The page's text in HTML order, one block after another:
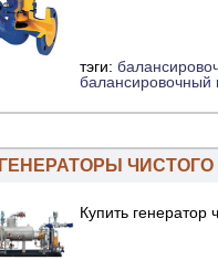
тэги:
балансировочный
ГЕНЕРАТОРЫ ЧИСТОГО
Купить генератор